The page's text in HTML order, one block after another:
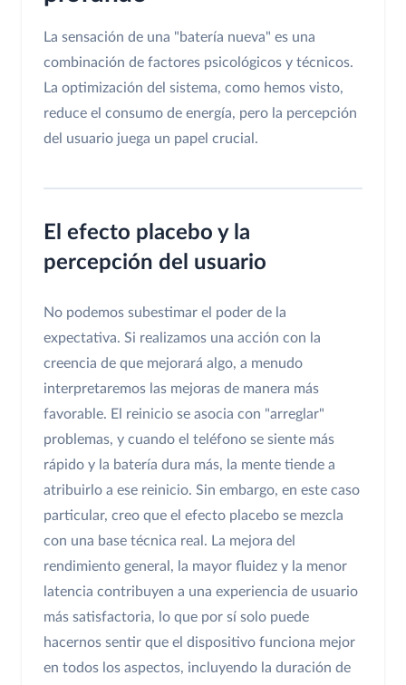
La sensación de una "batería nueva" es una
combinación de factores psicológicos y técnicos.
La optimización del sistema, como hemos visto,
reduce el consumo de energía, pero la percepción
del usuario juega un papel crucial.
El efecto placebo y la
percepción del usuario
No podemos subestimar el poder de la
expectativa. Si realizamos una acción con la
creencia de que mejorará algo, a menudo
interpretaremos las mejoras de manera más
favorable. El reinicio se asocia con "arreglar"
problemas, y cuando el teléfono se siente más
rápido y la batería dura más, la mente tiende a
atribuirlo a ese reinicio. Sin embargo, en este caso
particular, creo que el efecto placebo se mezcla
con una base técnica real. La mejora del
rendimiento general, la mayor fluidez y la menor
latencia contribuyen a una experiencia de usuario
más satisfactoria, lo que por sí solo puede
hacernos sentir que el dispositivo funciona mejor
en todos los aspectos, incluyendo la duración de